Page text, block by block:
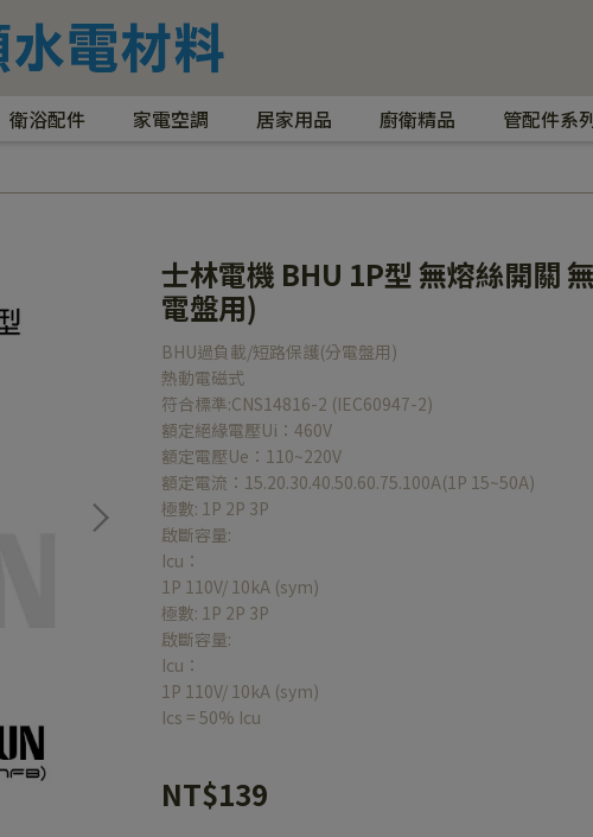
衛浴配件 家電空調 居家用品 廚衛精品 管配件系
士林電機 BHU 1P型 無熔絲開關
電盤用)
BHU過負載/短路保護(分電盤用)
熱動電磁式
符合標準:CNS14816-2 (IEC60947-2)
額定絕緣電壓Ui：460V
額定電壓Ue：110~220V
額定電流：15.20.30.40.50.60.75.100A(1P 15~50A)
極數: 1P 2P 3P
啟斷容量:
Icu：
1P 110V/ 10kA (sym)
極數: 1P 2P 3P
啟斷容量:
Icu：
1P 110V/ 10kA (sym)
Ics = 50% Icu
NT$139